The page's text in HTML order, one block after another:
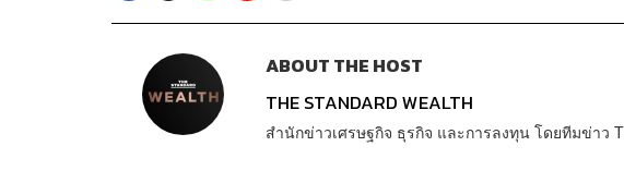
ABOUT THE HOST
THE STANDARD WEALTH
สำนักข่าวเศรษฐกิจ ธุรกิจ และการลงทุน โดยทีมข่าว